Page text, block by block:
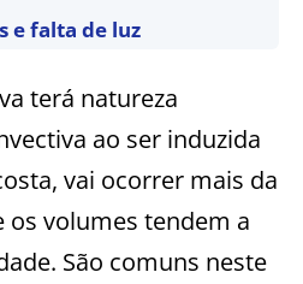
e falta de luz
terá natureza
ao ser induzida
vai ocorrer mais da
os volumes tendem a
São comuns neste